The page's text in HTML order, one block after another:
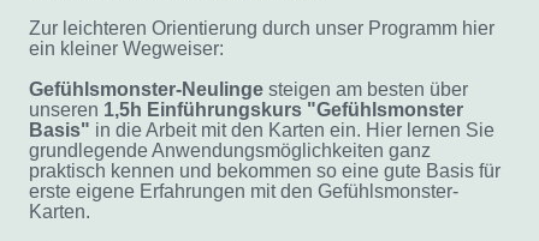
Zur leichteren Orientierung durch unser Programm hier
ein kleiner Wegweiser:
Gefühlsmonster-Neulingesteigen am besten über
unseren 1,5h Einführungskurs "Gefühlsmonster
Basis" in die Arbeit mit den Karten ein. Hier lernen Sie
grundlegende Anwendungsmöglichkeiten ganz
praktisch kennen und bekommen so eine gute Basis für
erste eigene Erfahrungen mit den Gefühlsmonster-
Karten.